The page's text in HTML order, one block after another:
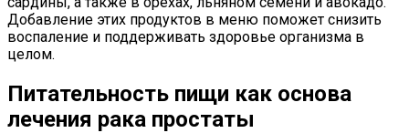
Добавление этих продуктов в меню поможет снизить
воспаление и поддерживать здоровье организма в
целом.
Питательность пищи как основа
лечения рака простаты